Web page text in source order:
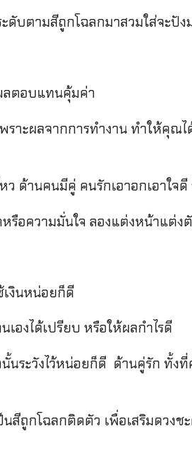
ดับตามสีถูกโฉลกมาสวมใส่จะปัง
ลตอบแทนคุ้มค่า
ะผลจากการทำงาน ทำให้คุณไ
ด้านคนมีคู่ คนรักเอาอกเอาใจ
รือความมั่นใจ ลองแต่งหน้าแต่
เงินหน่อยก็ดี
องได้เปรียบ หรือให้ผลกำไรดี
นระวังไว้หน่อยก็ดี ด้านคู่รัก ทั้
สีถูกโฉลกติดตัว เพื่อเสริมดวงช